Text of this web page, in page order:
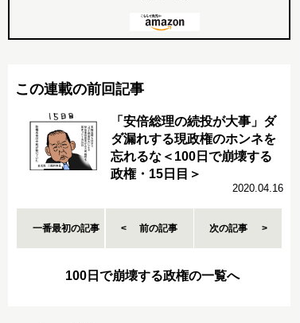
この連載の前回記事
「安倍総理の続投が大事」ダ
ダ漏れする現政権のホンネを
忘れるな＜100日で崩壊する
政権・15日目＞
2020.04.16
一番最初の記事 前の記事 次の記事
100日で崩壊する政権の一覧へ